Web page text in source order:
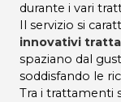
durante i vari
Il servizio si
innovativi
spaziano dal
soddisfando le
Tra i trattamenti